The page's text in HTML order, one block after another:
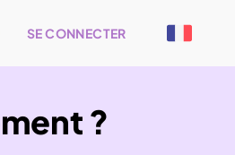
SE CONNECTER
?